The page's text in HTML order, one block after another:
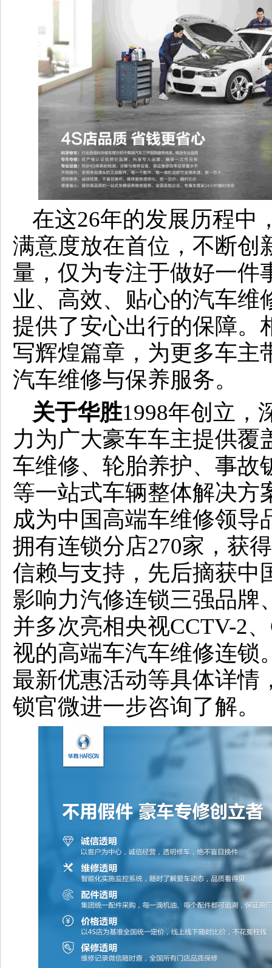
在这26年的发展历程中
满意度放在首位，不断创
量，仅为专注于做好一
业、高效、贴心的汽车维
提供了安心出行的保障。
写辉煌篇章，为更多车主
汽车维修与保养服务。
关于华胜1998年创立，
力为广大豪车车主提供覆
车维修、轮胎养护、事故
等一站式车辆整体解决方
成为中国高端车维修领导
拥有连锁分店270家，获
信赖与支持，先后摘获中
影响力汽修连锁三强品牌
并多次亮相央视CCTV-2
视的高端车汽车维修连锁
最新优惠活动等具体详情
锁官微进一步咨询了解。